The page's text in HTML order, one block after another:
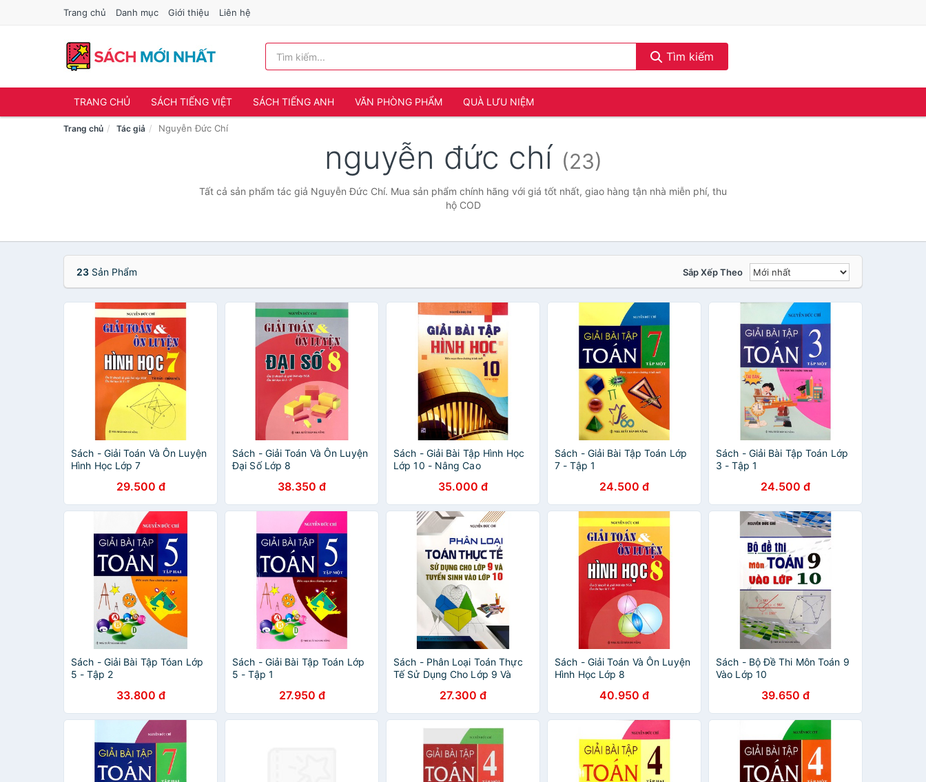
Trang chủ Danh mục Giới thiệu Liên hệ
Tìm kiếm
TRANG CHỦ SÁCH TIẾNG VIỆT SÁCH TIẾNG ANH VĂN PHÒNG PHẨM QUÀ LƯU NIỆM
Trang chủ Tác giả Nguyễn Đức Chí
nguyễn đức chí (23)
Tất cả sản phẩm tác giả Nguyễn Đức Chí. Mua sản phẩm chính hãng với giá tốt nhất, giao hàng tận nhà miễn phí, thu
hộ COD
23 Sản Phẩm Sắp Xếp Theo
Sách - Giải Toán Và Ôn Luyện
Hình Học Lớp 7
29.500 đ
Sách - Giải Toán Và Ôn Luyện
Đại Số Lớp 8
38.350 đ
Sách - Giải Bài Tập Hình Học
Lớp 10 - Nâng Cao
35.000 đ
Sách - Giải Bài Tập Toán Lớp
7 - Tập 1
24.500 đ
Sách - Giải Bài Tập Toán Lớp
3 - Tập 1
24.500 đ
Sách - Giải Bài Tập Tóan Lớp
5 - Tập 2
33.800 đ
Sách - Giải Bài Tập Toán Lớp
5 - Tập 1
27.950 đ
Sách - Phân Loại Toán Thực
Tế Sử Dụng Cho Lớp 9 Và
27.300 đ
Sách - Giải Toán Và Ôn Luyện
Hình Học Lớp 8
40.950 đ
Sách - Bộ Đề Thi Môn Toán 9
Vào Lớp 10
39.650 đ